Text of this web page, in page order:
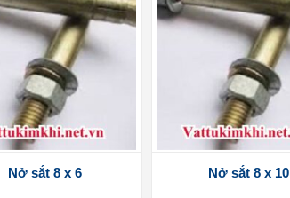
Nở sắt 8 x 6 Nở sắt 8 x 10